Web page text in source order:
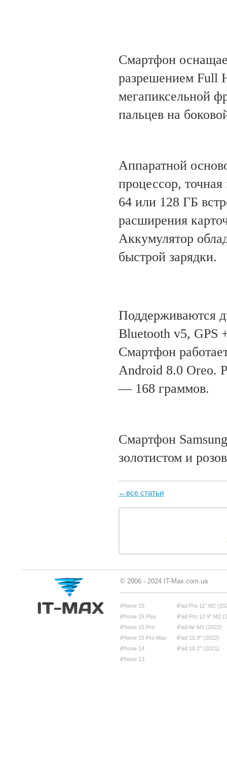
Смартфон
разрешением Full
мегапиксельной
пальцев на
Аппаратной
процессор,
64 или 128 ГБ
расширения
Аккумулятор
быстрой зарядки.
Поддерживаются
Bluetooth v5,
Смартфон
Android 8.0 Oreo.
— 168 граммов.
Смартфон
золотистом и
←все статьи
© 2006 - 2024 IT-Max.com.ua
iPhone 15
iPhone 15 Plus
iPhone 15 Pro
iPhone 15 Pro Max
iPhone 14
iPhone 13
iPad Pro 11" M2
iPad Pro 12.9" M2
iPad Air M1 (2022)
iPad 10.9" (2022)
iPad 10.2" (2021)